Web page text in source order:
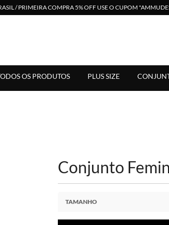
/ PRIMEIRA COMPRA 5% OFF USE O CUPOM
Suporte Via Whats. Enviamos para Todo
OS PRODUTOS PLUS SIZE
Conjunto
TAMANHO